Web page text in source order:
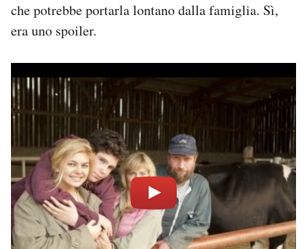
che potrebbe portarla lontano dalla famiglia. Sì,
era uno spoiler.